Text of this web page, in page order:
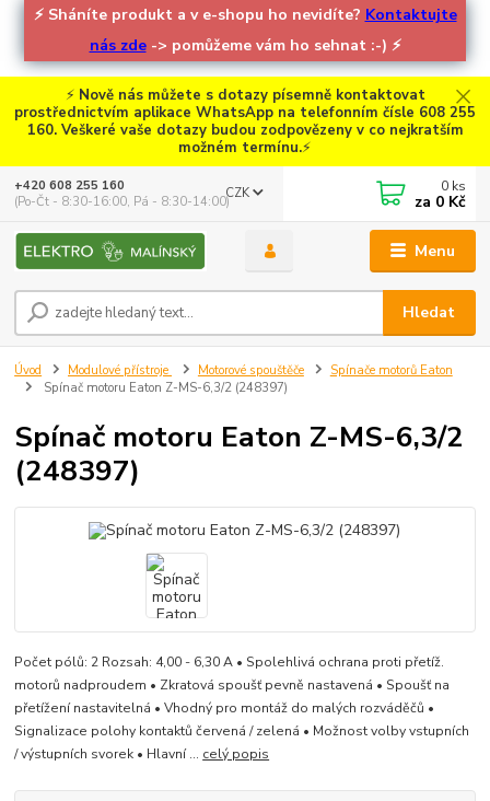
⚡ Sháníte produkt a v e-shopu ho nevidíte? Kontaktujte
nás zde-> pomůžeme vám ho sehnat :-) ⚡
⚡ Nově nás můžete s dotazy písemně kontaktovat
prostřednictvím aplikace WhatsApp na telefonním čísle 608 255
160. Veškeré vaše dotazy budou zodpovězeny v co nejkratším
možném termínu.⚡
Menu
CZK
Hledat
+420 608 255 160
(Po-Čt - 8:30-16:00, Pá - 8:30-14:00)
0 ks
za 0 Kč
Úvod Modulové přístroje Motorové spouštěče
Spínače motorů Eaton
Spínač motoru Eaton Z-MS-6,3/2 (248397)
Spínač motoru Eaton Z-MS-6,3/2
(248397)
Počet pólů: 2 Rozsah: 4,00 - 6,30 A • Spolehlivá ochrana proti přetíž.
motorů nadproudem • Zkratová spoušť pevně nastavená • Spoušť na
přetížení nastavitelná • Vhodný pro montáž do malých rozváděčů •
Signalizace polohy kontaktů červená / zelená • Možnost volby vstupních
/ výstupních svorek • Hlavní ... celý popis